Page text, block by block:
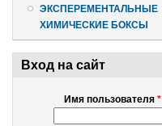
ЭКСПЕРЕМЕНТАЛЬНЫЕ
ХИМИЧЕСКИЕ БОКСЫ
Вход на сайт
Имя пользователя *